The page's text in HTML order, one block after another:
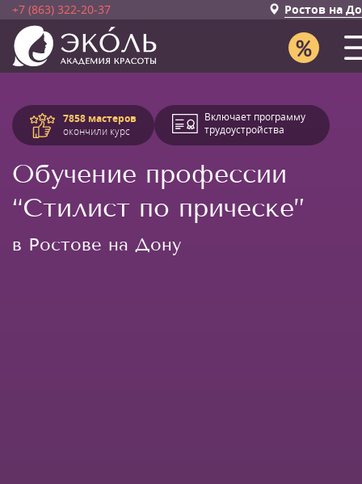
+7 (863) 322-20-37 Ростов на
7858 мастеров
окончили курс
Включает программу
трудоустройства
Обучение профессии
“Стилист по прическе”
в Ростове на Дону